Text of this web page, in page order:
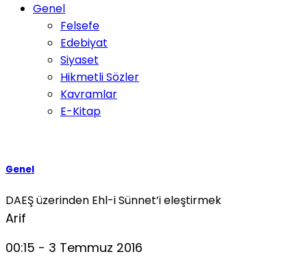
Genel
Felsefe
Edebiyat
Siyaset
Hikmetli Sözler
Kavramlar
E-Kitap
Genel
DAEŞ üzerinden Ehl-i Sünnet’i eleştirmek
Arif
00:15 - 3 Temmuz 2016